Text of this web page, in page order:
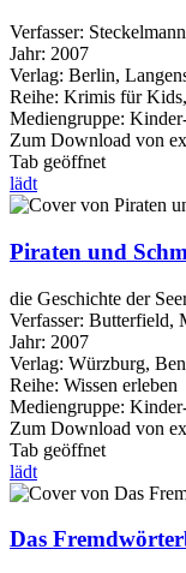
Verfasser:
Jahr: 2007
Verlag: Berlin,
Reihe: Krimis für
Mediengruppe:
Zum Download von
Tab geöffnet
lädt
Piraten und
die Geschichte der
Verfasser: Butterfield,
Jahr: 2007
Verlag: Würzburg,
Reihe: Wissen erleben
Mediengruppe:
Zum Download von
Tab geöffnet
lädt
Das